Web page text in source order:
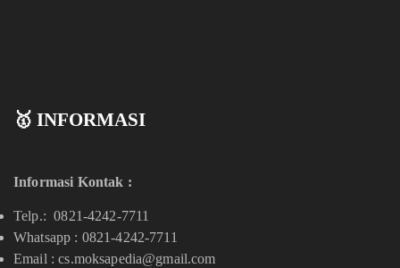
🥇 INFORMASI
Informasi Kontak :
Telp.: 0821-4242-7711
Whatsapp : 0821-4242-7711
Email : cs.moksapedia@gmail.com